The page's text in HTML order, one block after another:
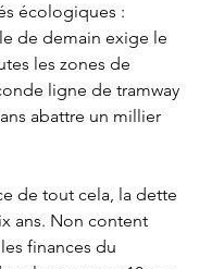
écologiques :
de demain exige le
les zones de
ligne de tramway
abattre un millier
de tout cela, la dette
ans. Non content
finances du